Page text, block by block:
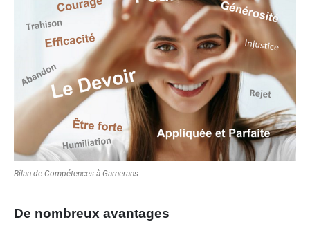
Bilan de Compétences à Garnerans
De nombreux avantages